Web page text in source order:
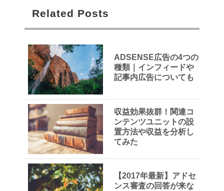
Related Posts
ADSENSE広告の4つの
種類｜インフィードや
記事内広告についても
収益効果抜群！関連コ
ンテンツユニットの設
置方法や収益を分析し
てみた
【2017年最新】アドセ
ンス審査の回答が来な